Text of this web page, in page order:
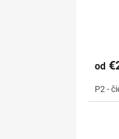
od
P2 -